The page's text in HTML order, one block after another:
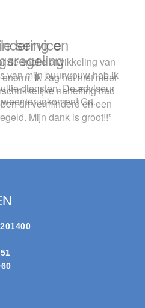
service
de snelle afwikkeling van
van mijn buurvrouw heb ik
diensten. De adviseur
terugkomen! Grt.